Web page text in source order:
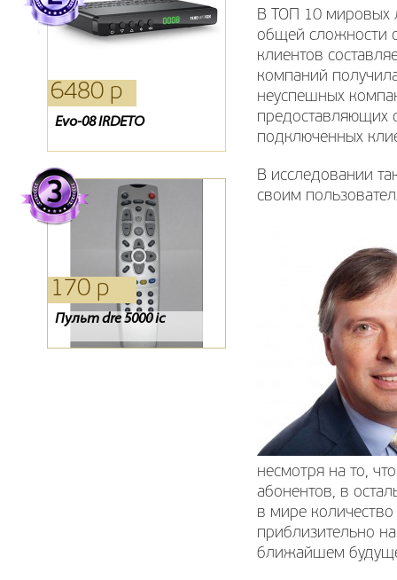
6480 р
Evo-08 IRDETO
0 р
Карта доступа Триколор
660 р
Антенна Дельта 311
170 р
Пульт dre 5000 ic
880 р
Тарелка Супрал 0.6
390 р
Конвертор спутниковый
В ТОП 10 мировых
общей сложности
клиентов
компаний
неуспешных
предоставляющих
подключенных
В исследовании
своим
несмотря на то,
абонентов, в
в мире
приблизительно
ближайшем